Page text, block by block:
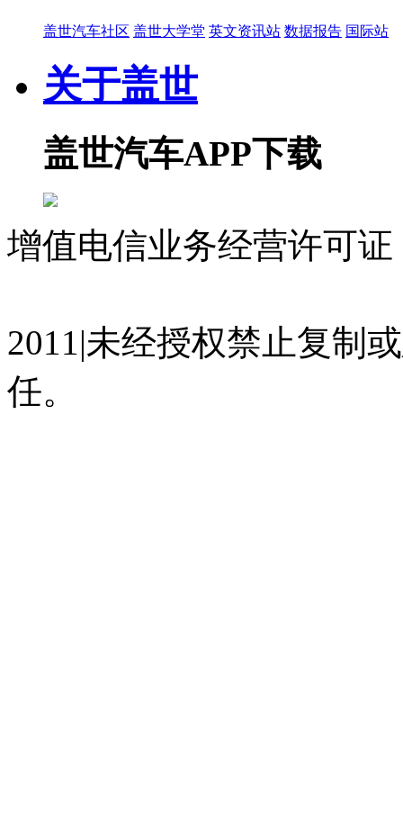
盖世汽车社区 盖世大学堂 英文资讯站 数据报告 国际站
关于盖世
盖世汽车APP下载
增值电信业务经营许可
2011|未经授权禁止复制
任。